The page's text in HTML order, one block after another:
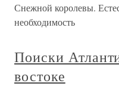
Снежной королевы.
необходимость
Поиски
востоке